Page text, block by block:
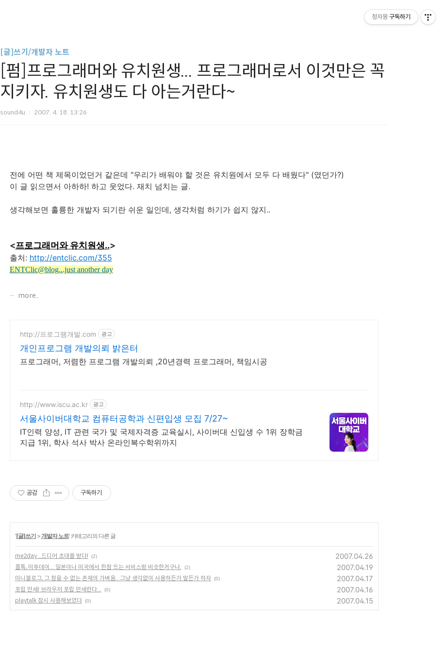
[글]쓰기/개발자 노트
[펌]프로그래머와 유치원생... 프로그래머로서 이것만은 꼭
지키자. 유치원생도 다 아는거란다~
sound4u 2007. 4. 18. 13:26
전에 어떤 책 제목이었던거 같은데 "우리가 배워야 할 것은 유치원에서 모두 다 배웠다" (였던가?)
이 글 읽으면서 아하하! 하고 웃었다. 재치 넘치는 글.
생각해보면 훌륭한 개발자 되기란 쉬운 일인데, 생각처럼 하기가 쉽지 않지..
<프로그래머와 유치원생..>
출처: http://entclic.com/355
ENTClic@blog...just another day
more..
http://프로그램개발.com 광고
개인프로그램 개발의뢰 밝은터
프로그래머, 저렴한 프로그램 개발의뢰 ,20년경력 프로그래머, 책임시공
http://www.iscu.ac.kr 광고
서울사이버대학교 컴퓨터공학과 신편입생 모집 7/27~
IT인력 양성, IT 관련 국가 및 국제자격증 교육실시, 사이버대 신입생 수 1위 장학금
지급 1위, 학사 석사 박사 온라인복수학위까지
공감 구독하기
'[글]쓰기>개발자 노트' 카테고리의 다른 글
me2day ..드디어 초대를 받다! (2) 2007.04.26
플톡, 미투데이... 일본이나 미국에서 한참 뜨는 서비스랑 비슷한거구나. (2) 2007.04.19
미니블로그, 그 참을 수 없는 존재의 가벼움.. 그냥 생각없이 사용하든가 말든가 하자 (0) 2007.04.17
포립 만세! 브라우저 포립 만세란다... (0) 2007.04.16
playtalk 잠시 사용해보았다 (0) 2007.04.15
청자몽 구독하기